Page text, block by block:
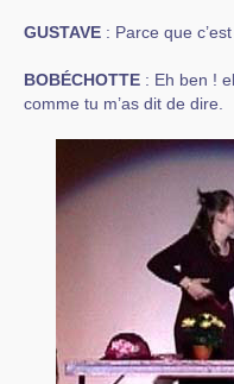
GUSTAVE : Parce que
BOBÉCHOTTE : Eh ben !
comme tu m’as dit de dire.